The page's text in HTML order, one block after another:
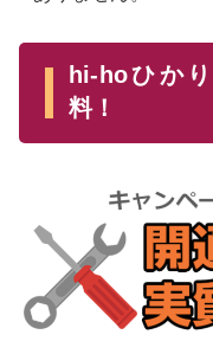
hi-hoひか
料！